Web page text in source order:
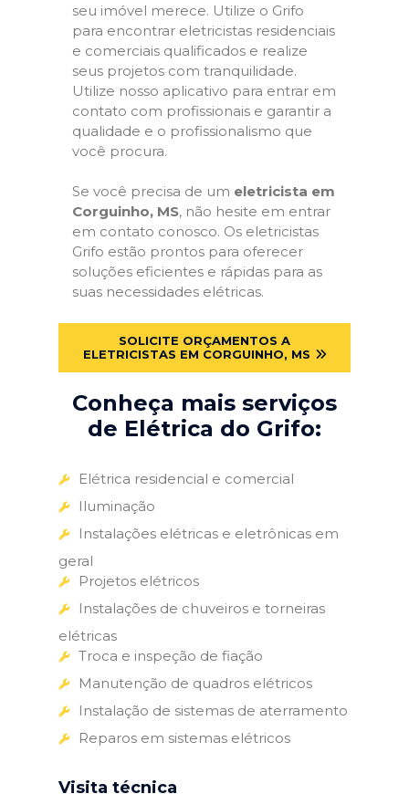
seu imóvel merece. Utilize o Grifo
para encontrar eletricistas residenciais
e comerciais qualificados e realize
seus projetos com tranquilidade.
Utilize nosso aplicativo para entrar em
contato com profissionais e garantir a
qualidade e o profissionalismo que
você procura.
Se você precisa de um eletricista em
Corguinho, MS, não hesite em entrar
em contato conosco. Os eletricistas
Grifo estão prontos para oferecer
soluções eficientes e rápidas para as
suas necessidades elétricas.
SOLICITE ORÇAMENTOS A
ELETRICISTAS EM CORGUINHO, MS
Conheça mais serviços
de Elétrica do Grifo:
Elétrica residencial e comercial
Iluminação
Instalações elétricas e eletrônicas em
geral
Projetos elétricos
Instalações de chuveiros e torneiras
elétricas
Troca e inspeção de fiação
Manutenção de quadros elétricos
Instalação de sistemas de aterramento
Reparos em sistemas elétricos
Visita técnica